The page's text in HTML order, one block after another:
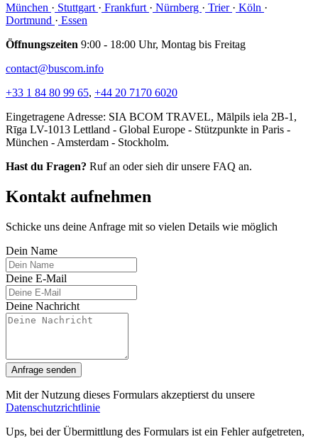
München · Stuttgart · Frankfurt · Nürnberg · Trier · Köln ·
Dortmund · Essen
Öffnungszeiten 9:00 - 18:00 Uhr, Montag bis Freitag
contact@buscom.info
+33 1 84 80 99 65, +44 20 7170 6020
Eingetragene Adresse: SIA BCOM TRAVEL, Mālpils iela 2B-1,
Rīga LV-1013 Lettland - Global Europe - Stützpunkte in Paris -
München - Amsterdam - Stockholm.
Hast du Fragen? Ruf an oder sieh dir unsere FAQ an.
Kontakt aufnehmen
Schicke uns deine Anfrage mit so vielen Details wie möglich
Dein Name
Deine E-Mail
Deine Nachricht
Anfrage senden
Mit der Nutzung dieses Formulars akzeptierst du unsere
Datenschutzrichtlinie
Ups, bei der Übermittlung des Formulars ist ein Fehler aufgetreten,